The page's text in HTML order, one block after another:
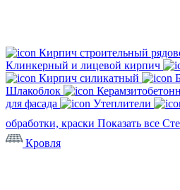
Кирпич строительный
Клинкерный и лицевой кирпич
Кирпич силикатный
Шлакоблок
для фасада
Утеплители
обработки, краски Показать все
Кровля